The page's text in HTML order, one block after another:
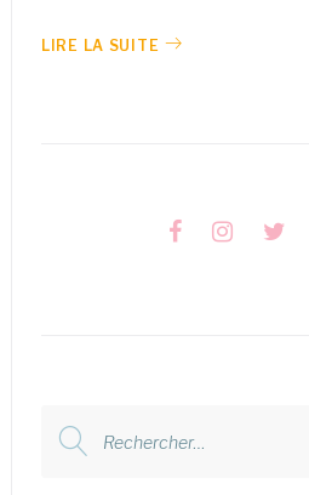
LIRE LA SUITE